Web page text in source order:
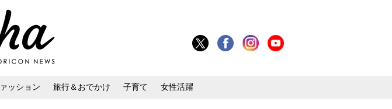
ッション 旅行＆おでかけ 子育て 女性活躍